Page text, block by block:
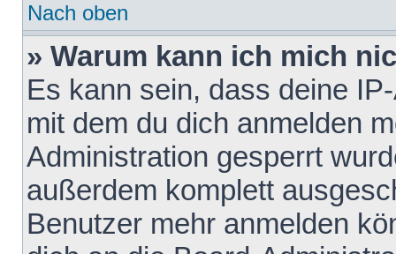
Nach oben
» Warum kann ich mich
Es kann sein, dass deine
mit dem du dich anmelden
Administration gesperrt
außerdem komplett
Benutzer mehr anmelden